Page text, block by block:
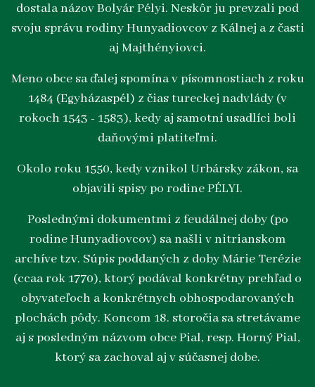
dostala názov Bolyár Pélyi. Neskôr ju prevzali pod
svoju správu rodiny Hunyadiovcov z Kálnej a z časti
aj Majthényiovci.
Meno obce sa ďalej spomína v písomnostiach z roku
1484 (Egyházaspél) z čias tureckej nadvlády (v
rokoch 1543 - 1583), kedy aj samotní usadlíci boli
daňovými platiteľmi.
Okolo roku 1550, kedy vznikol Urbársky zákon, sa
objavili spisy po rodine PÉLYI.
Poslednými dokumentmi z feudálnej doby (po
rodine Hunyadiovcov) sa našli v nitrianskom
archíve tzv. Súpis poddaných z doby Márie Terézie
(ccaa rok 1770), ktorý podával konkrétny prehľad o
obyvateľoch a konkrétnych obhospodarovaných
plochách pôdy. Koncom 18. storočia sa stretávame
aj s posledným názvom obce Pial, resp. Horný Pial,
ktorý sa zachoval aj v súčasnej dobe.